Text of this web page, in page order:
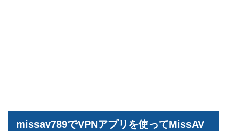
missav789でVPNアプリを使ってMissAV